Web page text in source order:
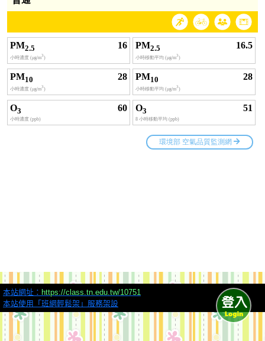
本站網址： https://class.tn.edu.tw/10751
本站使用「班網輕鬆架」服務架設